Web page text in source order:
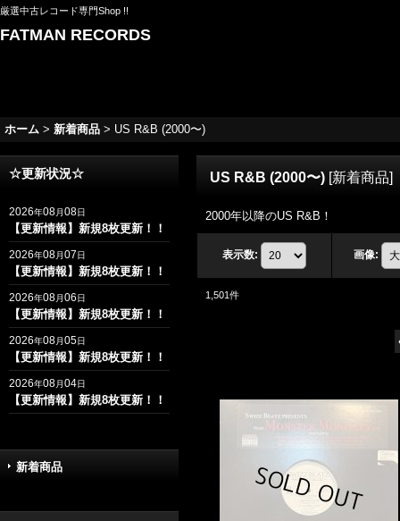
厳選中古レコード専門Shop !!
FATMAN RECORDS
ホーム > 新着商品 > US R&B (2000〜)
☆更新状況☆
2026年08月08日
【更新情報】新規8枚更新！！
2026年08月07日
【更新情報】新規8枚更新！！
2026年08月06日
【更新情報】新規8枚更新！！
2026年08月05日
【更新情報】新規8枚更新！！
2026年08月04日
【更新情報】新規8枚更新！！
新着商品
US R&B (2000〜) [新着商品]
2000年以降のUS R&B！
表示数: 画像:
1,501件